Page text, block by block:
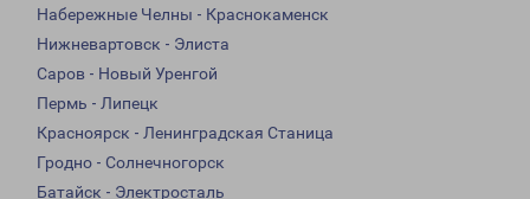
Набережные Челны - Краснокаменск
Нижневартовск - Элиста
Саров - Новый Уренгой
Пермь - Липецк
Красноярск - Ленинградская Станица
Гродно - Солнечногорск
Батайск - Электросталь